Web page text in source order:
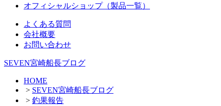
オフィシャルショップ（製品一覧）
よくある質問
会社概要
お問い合わせ
SEVEN宮崎船長ブログ
HOME
> SEVEN宮崎船長ブログ
> 釣果報告